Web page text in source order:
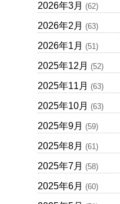
2026年3月 (62)
2026年2月 (63)
2026年1月 (51)
2025年12月 (52)
2025年11月 (63)
2025年10月 (63)
2025年9月 (59)
2025年8月 (61)
2025年7月 (58)
2025年6月 (60)